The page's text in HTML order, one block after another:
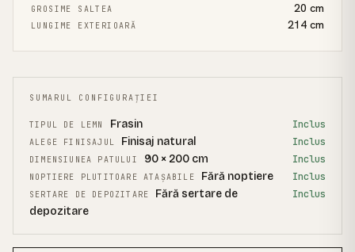
GROSIME SALTEA 20 cm
LUNGIME EXTERIOARĂ 214 cm
SUMARUL CONFIGURAȚIEI
TIPUL DE LEMN Frasin Inclus
ALEGE FINISAJUL Finisaj natural Inclus
DIMENSIUNEA PATULUI 90 × 200 cm Inclus
NOPTIERE PLUTITOARE ATAȘABILE Fără noptiere Inclus
SERTARE DE DEPOZITARE
Fără sertare de
depozitare
Inclus